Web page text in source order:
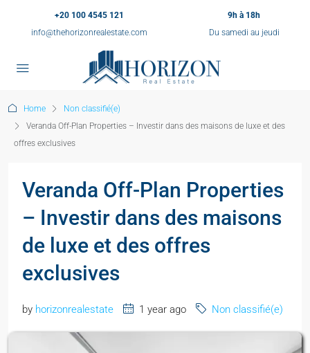
+20 100 4545 121
info@thehorizonrealestate.com
9h à 18h
Du samedi au jeudi
Home
Non classifié(e)
Veranda Off-Plan Properties – Investir dans des maisons de luxe et des
offres exclusives
Veranda Off-Plan Properties
– Investir dans des maisons
de luxe et des offres
exclusives
by horizonrealestate 1 year ago Non classifié(e)